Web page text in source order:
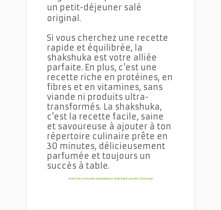
un petit-déjeuner salé
original.
Si vous cherchez une recette
rapide et équilibrée, la
shakshuka est votre alliée
parfaite. En plus, c'est une
recette riche en protéines, en
fibres et en vitamines, sans
viande ni produits ultra-
transformés. La shakshuka,
c'est la recette facile, saine
et savoureuse à ajouter à ton
répertoire culinaire prête en
30 minutes, délicieusement
parfumée et toujours un
succès à table.
Shakshuka : la recette authentique et facile d'œufs pochés à la tomate